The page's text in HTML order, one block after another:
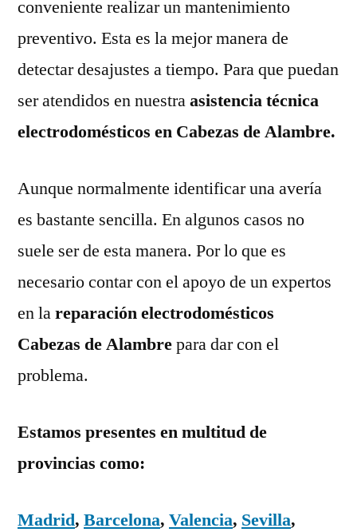
conveniente realizar un mantenimiento
preventivo. Esta es la mejor manera de
detectar desajustes a tiempo. Para que puedan
ser atendidos en nuestraasistencia técnica
electrodomésticos en Cabezas de Alambre.
Aunque normalmente identificar una avería
es bastante sencilla. En algunos casos no
suele ser de esta manera. Por lo que es
necesario contar con el apoyo de un expertos
en lareparación electrodomésticos
Cabezas de Alambrepara dar con el
problema.
Estamos presentes en multitud de
provincias como:
Madrid, Barcelona, Valencia, Sevilla,